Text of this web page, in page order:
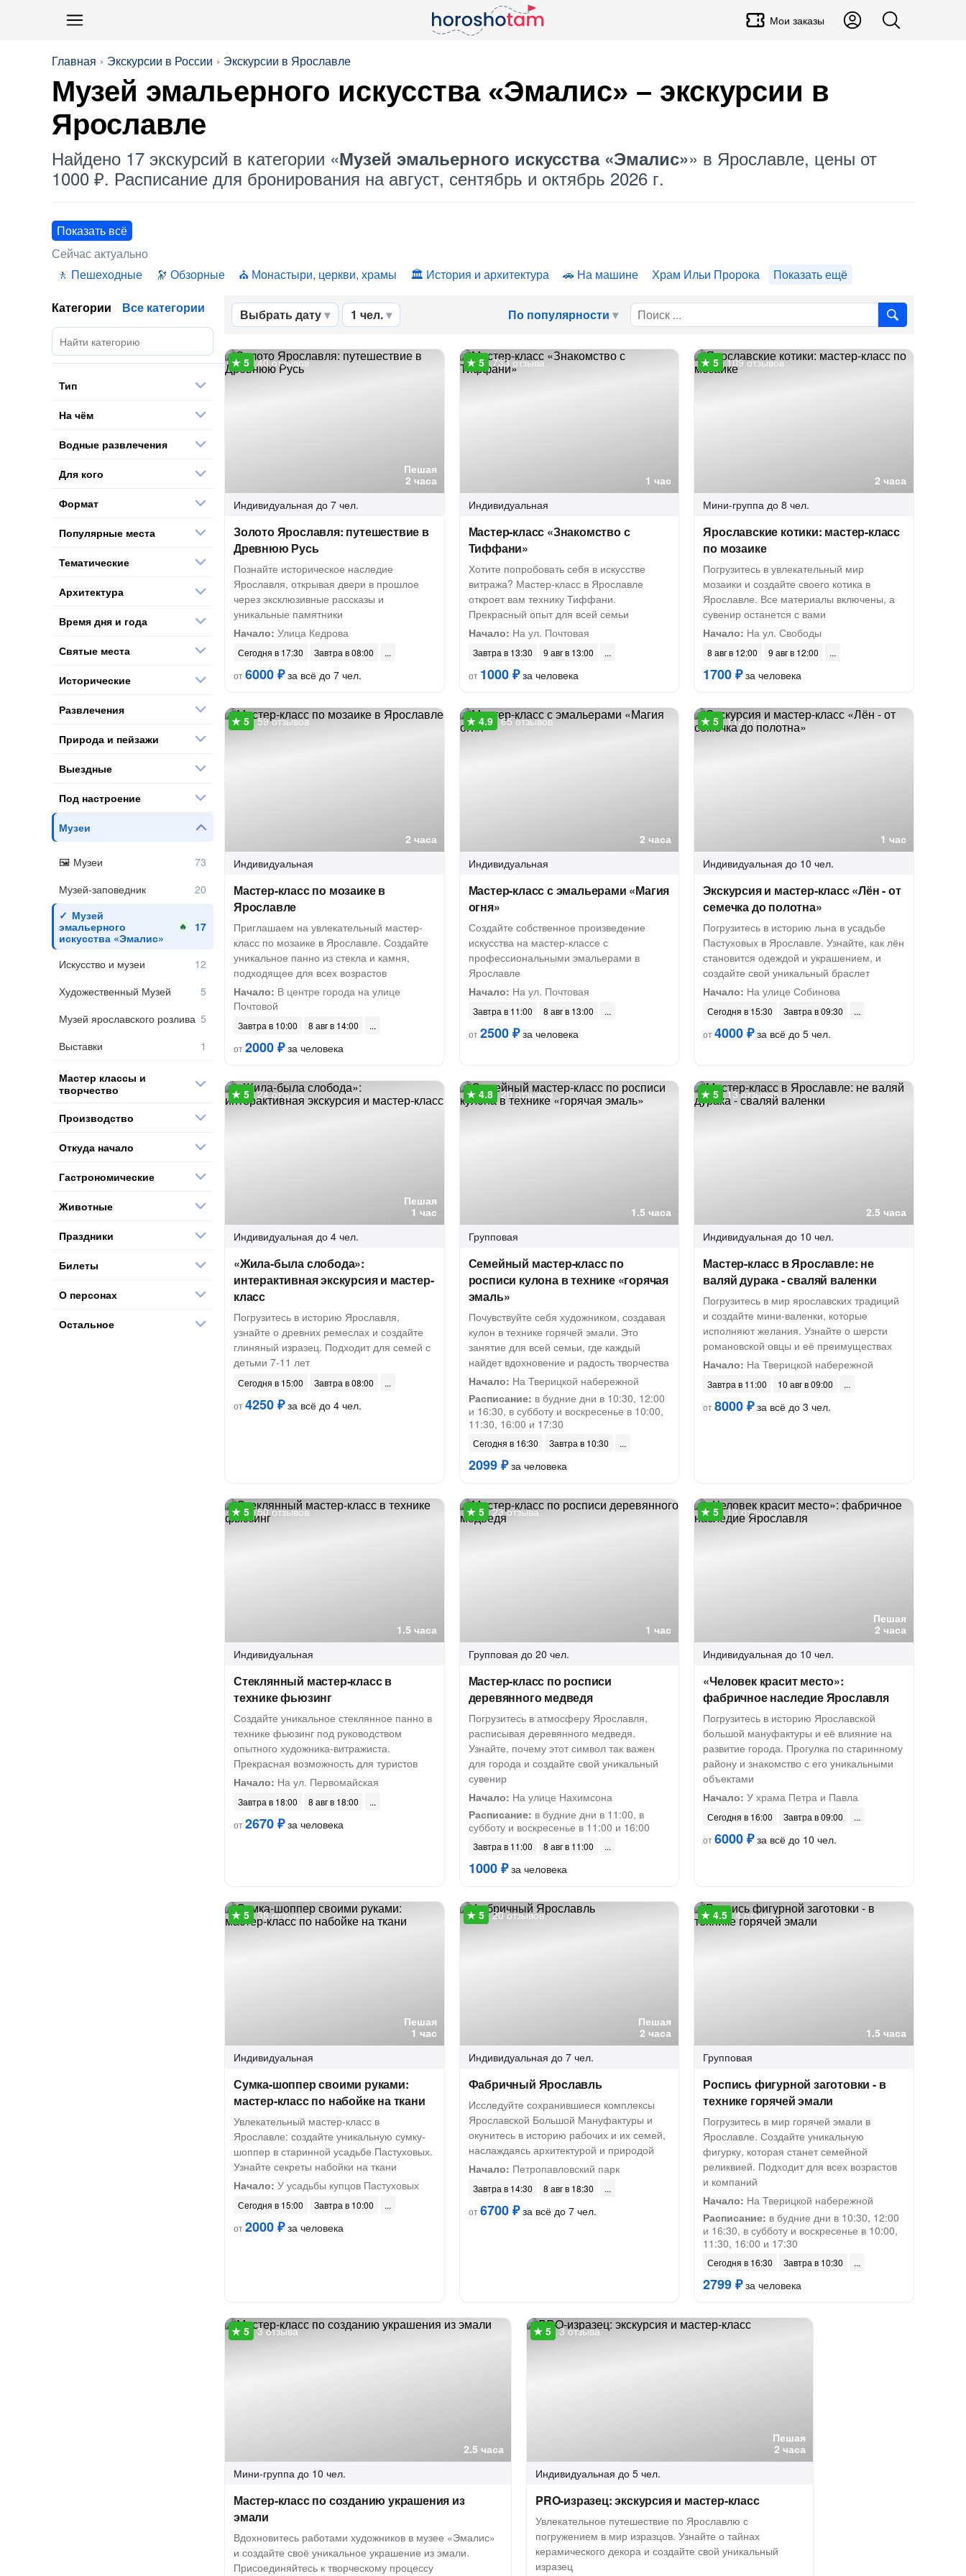
Мои заказы
Главная Экскурсии в России Экскурсии в Ярославле
Музей эмальерного искусства «Эмалис» – экскурсии в
Ярославле
Найдено 17 экскурсий в категории «Музей эмальерного искусства «Эмалис»» в Ярославле, цены от
1000 ₽. Расписание для бронирования на август, сентябрь и октябрь 2026 г.
Показать всё
Сейчас актуально
Пешеходные
Обзорные Монастыри, церкви, храмы История и архитектура На машине Храм Ильи Пророка Показать ещё
Выбрать дату 1 чел. По популярности
Пешая
2 часа
40 отзывов
Индивидуальная до 7 чел.
Золото Ярославля: путешествие в
Древнюю Русь
Познайте историческое наследие
Ярославля, открывая двери в прошлое
через эксклюзивные рассказы и
уникальные памятники
Начало: Улица Кедрова
Сегодня в 17:30
Завтра в 08:00
от6000 ₽за всё до 7 чел.
1 час
733 отзыва
Индивидуальная
Мастер-класс «Знакомство с
Тиффани»
Хотите попробовать себя в искусстве
витража? Мастер-класс в Ярославле
откроет вам технику Тиффани.
Прекрасный опыт для всей семьи
Начало: На ул. Почтовая
Завтра в 13:30
9 авг в 13:00
от 1000 ₽за человека
2 часа
109 отзывов
Мини-группа до 8 чел.
Ярославские котики: мастер-класс
по мозаике
Погрузитесь в увлекательный мир
мозаики и создайте своего котика в
Ярославле. Все материалы включены, а
сувенир останется с вами
Начало: На ул. Свободы
8 авг в 12:00 9 авг в 12:00
1700 ₽за человека
2 часа
59 отзывов
Индивидуальная
Мастер-класс по мозаике в
Ярославле
Приглашаем на увлекательный мастер-
класс по мозаике в Ярославле. Создайте
уникальное панно из стекла и камня,
подходящее для всех возрастов
Начало: В центре города на улице
Почтовой
Завтра в 10:00
8 авг в 14:00
от2000 ₽за человека
2 часа
65 отзывов
Индивидуальная
Мастер-класс с эмальерами «Магия
огня»
Создайте собственное произведение
искусства на мастер-классе с
профессиональными эмальерами в
Ярославле
Начало: На ул. Почтовая
Завтра в 11:00
8 авг в 13:00
от2500 ₽за человека
1 час
112 отзывов
Индивидуальная до 10 чел.
Экскурсия и мастер-класс «Лён - от
семечка до полотна»
Погрузитесь в историю льна в усадьбе
Пастуховых в Ярославле. Узнайте, как лён
становится одеждой и украшением, и
создайте свой уникальный браслет
Начало: На улице Собинова
Сегодня в 15:30
Завтра в 09:30
от4000 ₽за всё до 5 чел.
Пешая
1 час
24 отзыва
Индивидуальная до 4 чел.
«Жила-была слобода»:
интерактивная экскурсия и мастер-
класс
Погрузитесь в историю Ярославля,
узнайте о древних ремеслах и создайте
глиняный изразец. Подходит для семей с
детьми 7-11 лет
Сегодня в 15:00
Завтра в 08:00
от4250 ₽за всё до 4 чел.
1.5 часа
20 отзывов
Групповая
Семейный мастер-класс по
росписи кулона в технике «горячая
эмаль»
Почувствуйте себя художником, создавая
кулон в технике горячей эмали. Это
занятие для всей семьи, где каждый
найдет вдохновение и радость творчества
Начало: На Тверицкой набережной
Расписание: в будние дни в 10:30, 12:00
и 16:30, в субботу и воскресенье в 10:00,
11:30, 16:00 и 17:30
Сегодня в 16:30 Завтра в 10:30
2099 ₽за человека
2.5 часа
13 отзывов
Индивидуальная до 10 чел.
Мастер-класс в Ярославле: не
валяй дурака - сваляй валенки
Погрузитесь в мир ярославских традиций
и создайте мини-валенки, которые
исполняют желания. Узнайте о шерсти
романовской овцы и её преимуществах
Начало: На Тверицкой набережной
Завтра в 11:00
10 авг в 09:00
от8000 ₽за всё до 3 чел.
1.5 часа
50 отзывов
Индивидуальная
Стеклянный мастер-класс в
технике фьюзинг
Создайте уникальное стеклянное панно в
технике фьюзинг под руководством
опытного художника-витражиста.
Прекрасная возможность для туристов
Начало: На ул. Первомайская
Завтра в 18:00
8 авг в 18:00
от2670 ₽за человека
1 час
23 отзыва
Групповая до 20 чел.
Мастер-класс по росписи
деревянного медведя
Погрузитесь в атмосферу Ярославля,
расписывая деревянного медведя.
Узнайте, почему этот символ так важен
для города и создайте свой уникальный
сувенир
Начало: На улице Нахимсона
Расписание: в будние дни в 11:00, в
субботу и воскресенье в 11:00 и 16:00
Завтра в 11:00 8 авг в 11:00
1000 ₽за человека
Пешая
2 часа
18 отзывов
Индивидуальная до 10 чел.
«Человек красит место»:
фабричное наследие Ярославля
Погрузитесь в историю Ярославской
большой мануфактуры и её влияние на
развитие города. Прогулка по старинному
району и знакомство с его уникальными
объектами
Начало: У храма Петра и Павла
Сегодня в 16:00
Завтра в 09:00
от6000 ₽за всё до 10 чел.
Пешая
1 час
38 отзывов
Индивидуальная
Сумка-шоппер своими руками:
мастер-класс по набойке на ткани
Увлекательный мастер-класс в
Ярославле: создайте уникальную сумку-
шоппер в старинной усадьбе Пастуховых.
Узнайте секреты набойки на ткани
Начало: У усадьбы купцов Пастуховых
Сегодня в 15:00
Завтра в 10:00
от2000 ₽за человека
Пешая
2 часа
20 отзывов
Индивидуальная до 7 чел.
Фабричный Ярославль
Исследуйте сохранившиеся комплексы
Ярославской Большой Мануфактуры и
окунитесь в историю рабочих и их семей,
наслаждаясь архитектурой и природой
Начало: Петропавловский парк
Завтра в 14:30
8 авг в 18:30
от6700 ₽за всё до 7 чел.
1.5 часа
4 отзыва
Групповая
Роспись фигурной заготовки - в
технике горячей эмали
Погрузитесь в мир горячей эмали в
Ярославле. Создайте уникальную
фигурку, которая станет семейной
реликвией. Подходит для всех возрастов
и компаний
Начало: На Тверицкой набережной
Расписание: в будние дни в 10:30, 12:00
и 16:30, в субботу и воскресенье в 10:00,
11:30, 16:00 и 17:30
Сегодня в 16:30 Завтра в 10:30
2799 ₽за человека
2.5 часа
3 отзыва
Мини-группа до 10 чел.
Мастер-класс по созданию украшения из
эмали
Вдохновитесь работами художников в музее «Эмалис»
и создайте своё уникальное украшение из эмали.
Присоединяйтесь к творческому процессу
Пешая
2 часа
3 отзыва
Индивидуальная до 5 чел.
PRO-изразец: экскурсия и мастер-класс
Увлекательное путешествие по Ярославлю с
погружением в мир изразцов. Узнайте о тайнах
керамического декора и создайте свой уникальный
изразец
Категории Все категории
Тип
На чём
Водные развлечения
Для кого
Формат
Популярные места
Тематические
Архитектура
Время дня и года
Святые места
Исторические
Развлечения
Природа и пейзажи
Выездные
Под настроение
Музеи
Музеи
Музей-заповедник
Музей
эмальерного
искусства «Эмалис»
🔥
Искусство и музеи
Художественный Музей
Музей ярославского розлива
Выставки
Мастер классы и
творчество
Производство
Откуда начало
Гастрономические
Животные
Праздники
Билеты
О персонах
Остальное